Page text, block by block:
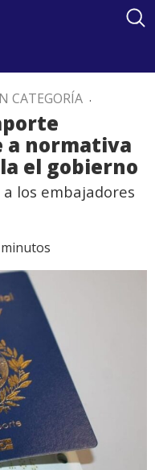
CATEGORÍA .
a normativa
el gobierno
los embajadores
minutos